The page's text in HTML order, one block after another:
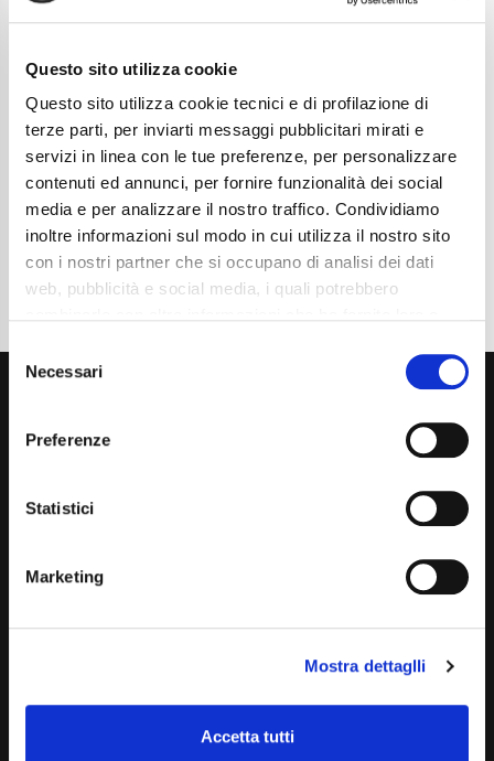
Questo sito utilizza cookie
Questo sito utilizza cookie tecnici e di profilazione di
terze parti, per inviarti messaggi pubblicitari mirati e
servizi in linea con le tue preferenze, per personalizzare
contenuti ed annunci, per fornire funzionalità dei social
media e per analizzare il nostro traffico. Condividiamo
inoltre informazioni sul modo in cui utilizza il nostro sito
con i nostri partner che si occupano di analisi dei dati
web, pubblicità e social media, i quali potrebbero
mera chiusura del banner non comporta l’accettazione
tutti” o selezionando le diverse categorie di cookies
Consent
Selection
Necessari
Preferenze
Statistici
Marketing
Mostra dettaglli
Accetta tutti
11.850€
Chilometraggio
Tipo Di Carburante
Benzina
Cambio
Automatico
Normativa Euro
Euro6
Via Giuditta Pasta 2, Como (CO) 22100
(+39) 031 431 3066